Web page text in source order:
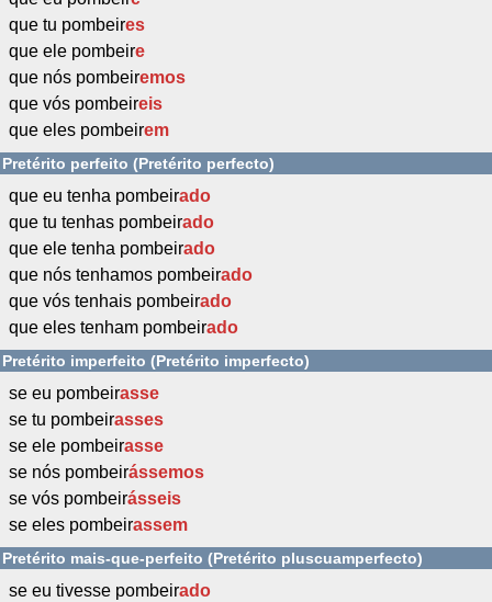
que tu pombeires
que ele pombeire
que nós pombeiremos
que vós pombeireis
que eles pombeirem
Pretérito perfeito (Pretérito perfecto)
que eu tenha pombeirado
que tu tenhas pombeirado
que ele tenha pombeirado
que nós tenhamos pombeirado
que vós tenhais pombeirado
que eles tenham pombeirado
Pretérito imperfeito (Pretérito imperfecto)
se eu pombeirasse
se tu pombeirasses
se ele pombeirasse
se nós pombeirássemos
se vós pombeirásseis
se eles pombeirassem
Pretérito mais-que-perfeito (Pretérito pluscuamperfecto)
se eu tivesse pombeirado